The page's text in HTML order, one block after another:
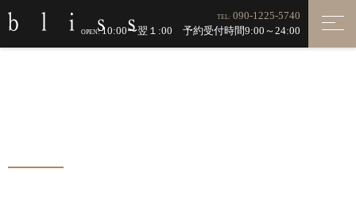
TEL: 090-1225-5740
OPEN:10:00〜翌１:00 予約受付時間9:00～24:00